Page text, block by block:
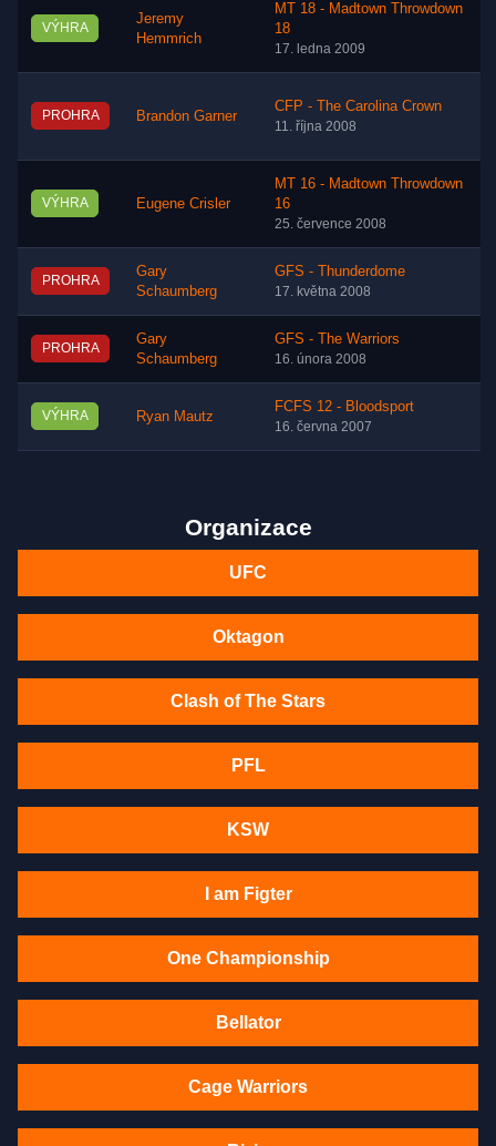
VÝHRA
Jeremy
Hemmrich
MT 18 - Madtown Throwdown
18
17. ledna 2009
PROHRA Brandon Garner
CFP - The Carolina Crown
11. října 2008
VÝHRA Eugene Crisler
MT 16 - Madtown Throwdown
16
25. července 2008
PROHRA
Gary
Schaumberg
GFS - Thunderdome
17. května 2008
PROHRA
Gary
Schaumberg
GFS - The Warriors
16. února 2008
VÝHRA Ryan Mautz
FCFS 12 - Bloodsport
16. června 2007
Organizace
UFC
Oktagon
Clash of The Stars
PFL
KSW
I am Figter
One Championship
Bellator
Cage Warriors